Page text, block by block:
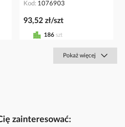
Kod 1076903
93,52 zł/szt
186 szt
Pokaż więcej
zainteresować: